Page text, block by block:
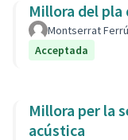
Millora del
Montserrat
Acceptada
Millora per la
acústica